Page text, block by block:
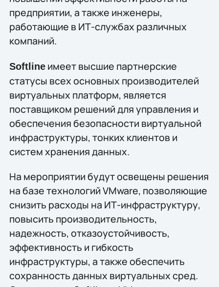
предприятии, а также инженеры,
работающие в ИТ-службах различных
компаний.
Softlineимеет высшие партнерские
статусы всех основных производителей
виртуальных платформ, является
поставщиком решений для управления и
обеспечения безопасности виртуальной
инфраструктуры, тонких клиентов и
систем хранения данных.
На мероприятии будут освещены решения
на базе технологий VMware, позволяющие
снизить расходы на ИТ-инфраструктуру,
повысить производительность,
надежность, отказоустойчивость,
эффективность и гибкость
инфраструктуры, а также обеспечить
сохранность данных виртуальных сред.